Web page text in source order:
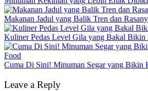
Makanan Jadul yang Balik Tren dan
Kuliner Pedas Level Gila yang Bakal Bikin
Food
Cuma Di Sini! Minuman Segar yang Bikin
Leave a Reply